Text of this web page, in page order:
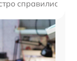
справились с